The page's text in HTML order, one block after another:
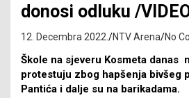
donosi odluku /
12. Decembra 2022. NTV Arena No
Škole na sjeveru Kosmeta danas
protestuju zbog hapšenja bivšeg
Pantića i dalje su na barikadama.